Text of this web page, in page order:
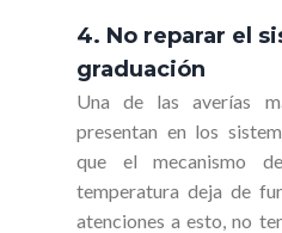
4. No reparar el
graduación
Una de las averías
presentan en los
que el mecanismo
temperatura deja de
atenciones a esto, no